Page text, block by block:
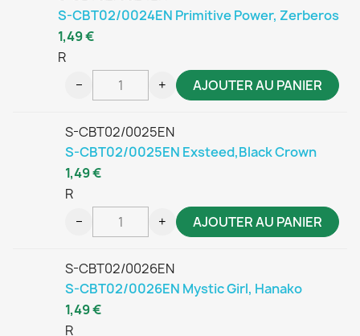
S-CBT02/0024EN Primitive Power, Zerberos
R
1,49 €
− + AJOUTER AU PANIER
S-CBT02/0025EN
S-CBT02/0025EN Exsteed,Black Crown
R
1,49 €
− + AJOUTER AU PANIER
S-CBT02/0026EN
S-CBT02/0026EN Mystic Girl, Hanako
R
1,49 €